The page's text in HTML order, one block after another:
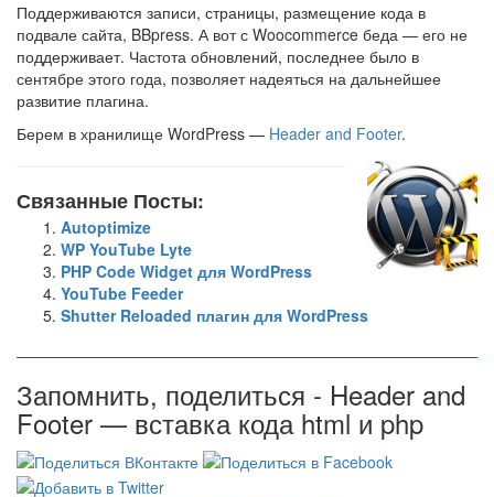
Поддерживаются записи, страницы, размещение кода в
подвале сайта, BBpress. А вот с Woocommerce беда — его не
поддерживает. Частота обновлений, последнее было в
сентябре этого года, позволяет надеяться на дальнейшее
развитие плагина.
Берем в хранилище WordPress — Header and Footer.
Связанные Посты:
Autoptimize
WP YouTube Lyte
PHP Code Widget для WordPress
YouTube Feeder
Shutter Reloaded плагин для WordPress
Запомнить, поделиться - Header and
Footer — вставка кода html и php